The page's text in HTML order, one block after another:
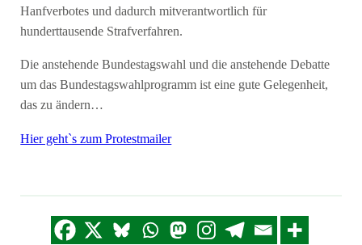
Hanfverbotes und dadurch mitverantwortlich für
hunderttausende Strafverfahren.
Die anstehende Bundestagswahl und die anstehende Debatte
um das Bundestagswahlprogramm ist eine gute Gelegenheit,
das zu ändern…
Hier geht`s zum Protestmailer